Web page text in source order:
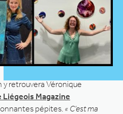
retrouvera Véronique
Magazine
pépites. « C’est ma